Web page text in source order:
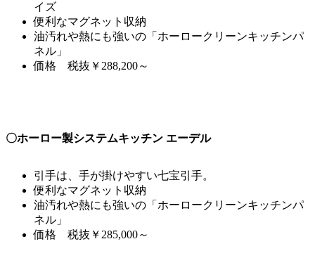
イズ
便利なマグネット収納
油汚れや熱にも強いの「ホーロークリーンキッチンパ
ネル」
価格 税抜￥288,200～
〇ホーロー製システムキッチン エーデル
引手は、手が掛けやすい七宝引手。
便利なマグネット収納
油汚れや熱にも強いの「ホーロークリーンキッチンパ
ネル」
価格 税抜￥285,000～